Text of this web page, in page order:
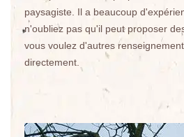
paysagiste. Il a beaucoup
n'oubliez pas qu'il peut proposer
vous voulez d'autres
directement.